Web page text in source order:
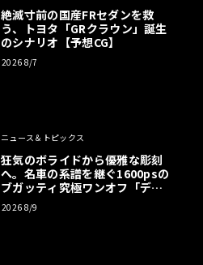
絶滅寸前の国産FRセダンを救
う、トヨタ「GRクラウン」誕生
のシナリオ【予想CG】
2026 8/7
ニュース＆トピックス
狂気のボライドから優雅な彫刻
へ。名車の系譜を継ぐ1600psの
ブガッティ究極ワンオフ「デス
トリエ」
2026 8/9